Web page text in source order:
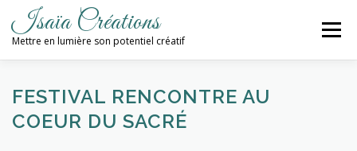
contenu
Isaïa Créations
Mettre en lumière son potentiel créatif
Menu
ACCUEIL MES CRÉATIONS ATELIERS
FESTIVAL RENCONTRE AU
COEUR DU SACRÉ